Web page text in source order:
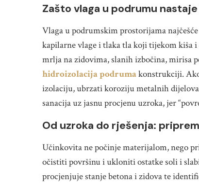
Zašto vlaga u podrumu
Vlaga u podrumskim prostorijama
kapilarne vlage i tlaka tla koji tijekom kiša
mrlja na zidovima, slanih izbočina, mirisa
hidroizolacija podrumakonstrukciji.
izolaciju, ubrzati koroziju metalnih
sanacija uz jasnu procjenu uzroka, jer
Od uzroka do rješenja:
Učinkovita ne počinje materijalom, nego
očistiti površinu i ukloniti ostatke soli i
procjenjuje stanje betona i zidova te